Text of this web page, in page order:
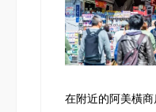
在附近的阿美橫